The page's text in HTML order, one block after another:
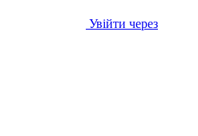
Увійти через